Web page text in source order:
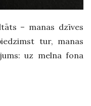
– manas dzīves
tur, manas
uz melna fona